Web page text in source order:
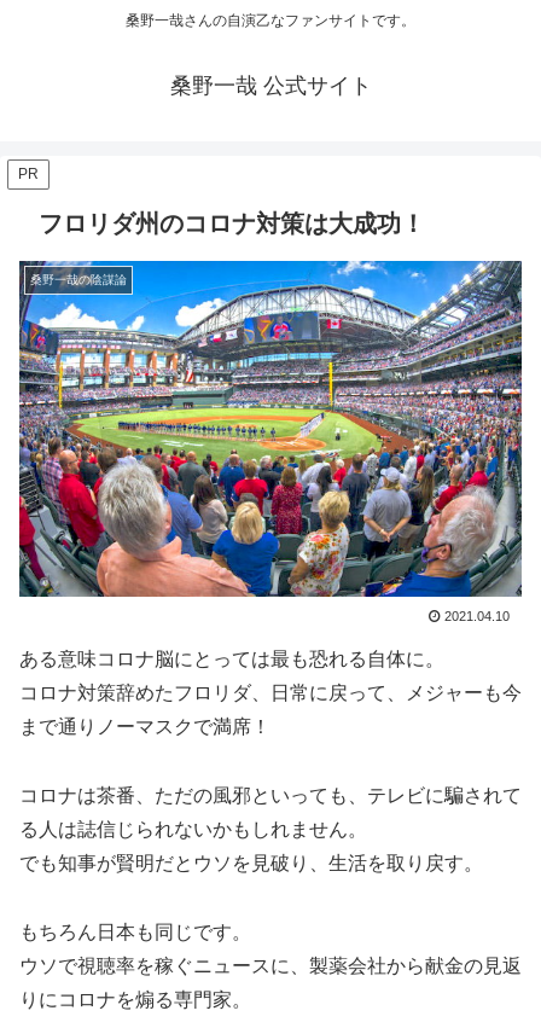
桑野一哉さんの自演乙なファンサイトです。
桑野一哉 公式サイト
PR
フロリダ州のコロナ対策は大成功！
桑野一哉の陰謀論
2021.04.10
ある意味コロナ脳にとっては最も恐れる自体に。
コロナ対策辞めたフロリダ、日常に戻って、メジャーも今
まで通りノーマスクで満席！
コロナは茶番、ただの風邪といっても、テレビに騙されて
る人は誌信じられないかもしれません。
でも知事が賢明だとウソを見破り、生活を取り戻す。
もちろん日本も同じです。
ウソで視聴率を稼ぐニュースに、製薬会社から献金の見返
りにコロナを煽る専門家。